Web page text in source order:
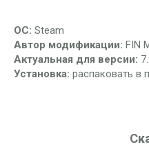
ОС: Steam
Автор модификации: FIN
Актуальная для версии:
Установка: распаковать в